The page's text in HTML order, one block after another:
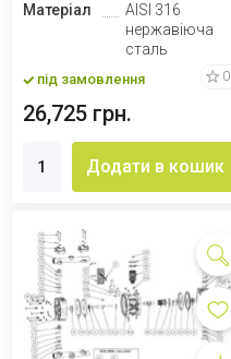
Матеріал
AISI 316
нержавіюча
сталь
під замовлення 0
26,725 грн.
Додати в кошик